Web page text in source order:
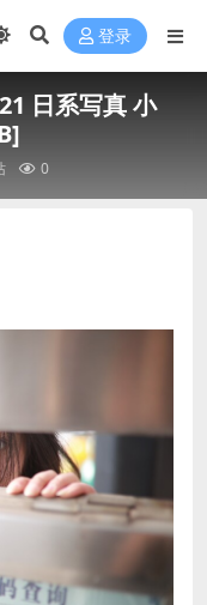
登录
日系写真 小
0